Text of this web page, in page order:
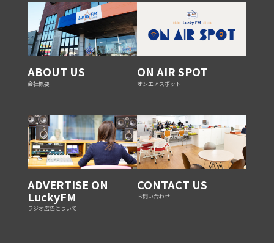
ABOUT US
会社概要
ON AIR SPOT
オンエアスポット
ADVERTISE ON
LuckyFM
ラジオ広告について
CONTACT US
お問い合わせ